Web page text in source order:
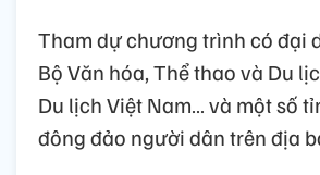
Tham dự chương trình có đại
Bộ Văn hóa, Thể thao và Du
Du lịch Việt Nam… và một số
đông đảo người dân trên địa